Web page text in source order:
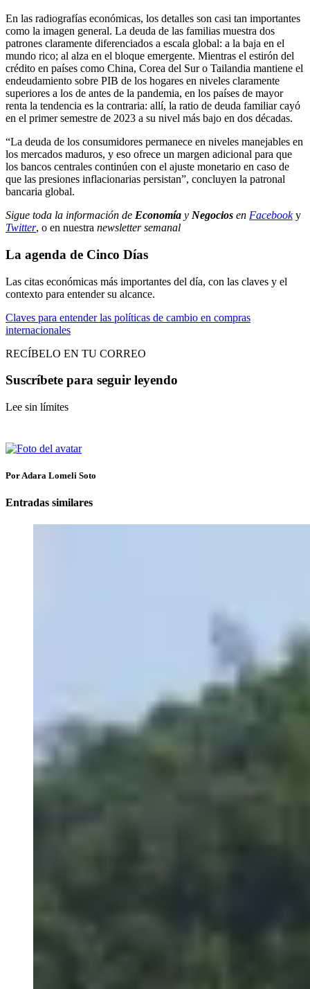
En las radiografías económicas, los detalles son casi tan importantes
como la imagen general. La deuda de las familias muestra dos
patrones claramente diferenciados a escala global: a la baja en el
mundo rico; al alza en el bloque emergente. Mientras el estirón del
crédito en países como China, Corea del Sur o Tailandia mantiene el
endeudamiento sobre PIB de los hogares en niveles claramente
superiores a los de antes de la pandemia, en los países de mayor
renta la tendencia es la contraria: allí, la ratio de deuda familiar cayó
en el primer semestre de 2023 a su nivel más bajo en dos décadas.
“La deuda de los consumidores permanece en niveles manejables en
los mercados maduros, y eso ofrece un margen adicional para que
los bancos centrales continúen con el ajuste monetario en caso de
que las presiones inflacionarias persistan”, concluyen la patronal
bancaria global.
Sigue toda la información de Economía y Negocios en Facebooky
Twitter, o en nuestra newsletter semanal
La agenda de Cinco Días
Las citas económicas más importantes del día, con las claves y el
contexto para entender su alcance.
Claves para entender las políticas de cambio en compras
internacionales
RECÍBELO EN TU CORREO
Suscríbete para seguir leyendo
Lee sin límites
Por Adara Lomeli Soto
Entradas similares